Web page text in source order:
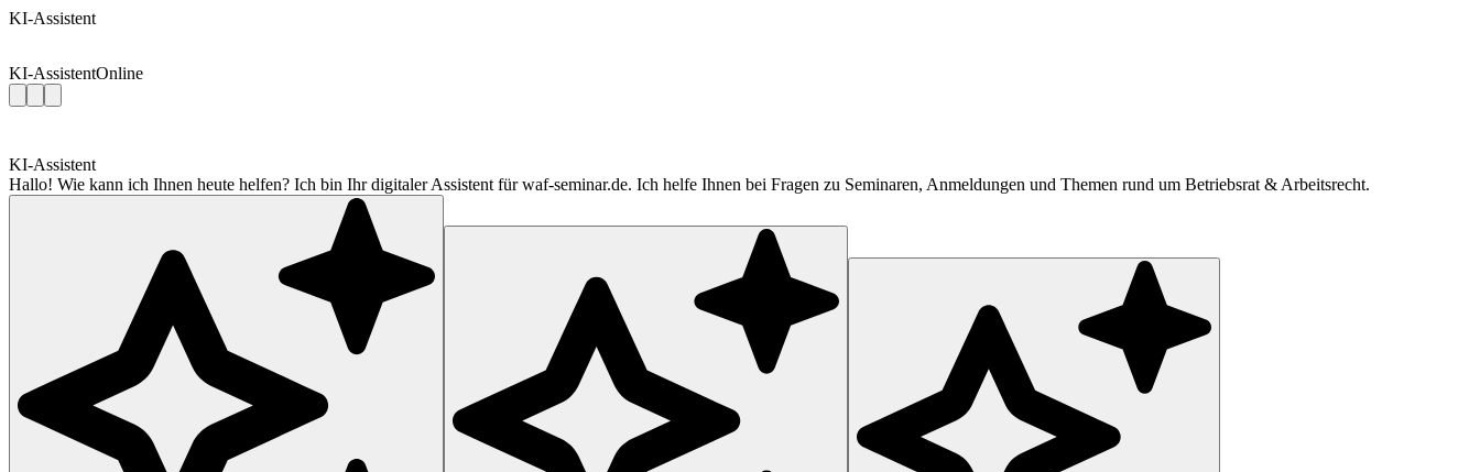
KI-Assistent
KI-AssistentOnline
KI-Assistent
Hallo! Wie kann ich Ihnen heute helfen? Ich bin Ihr digitaler Assistent für waf-seminar.de. Ich helfe Ihnen bei Fragen zu Seminaren, Anmeldungen und Themen rund um Betriebsrat & Arbeitsrecht.